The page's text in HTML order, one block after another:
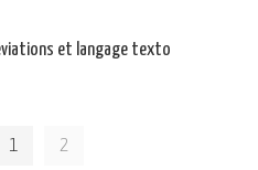
et langage texto
1 2